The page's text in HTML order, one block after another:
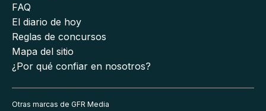
FAQ
El diario de hoy
Reglas de concursos
Mapa del sitio
¿Por qué confiar en nosotros?
Otras marcas de GFR Media